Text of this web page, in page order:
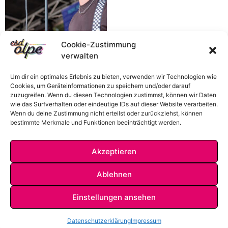
Cookie-Zustimmung
verwalten
Um dir ein optimales Erlebnis zu bieten, verwenden wir Technologien wie
Cookies, um Geräteinformationen zu speichern und/oder darauf
zuzugreifen. Wenn du diesen Technologien zustimmst, können wir Daten
wie das Surfverhalten oder eindeutige IDs auf dieser Website verarbeiten.
Wenn du deine Zustimmung nicht erteilst oder zurückziehst, können
bestimmte Merkmale und Funktionen beeinträchtigt werden.
Akzeptieren
Ablehnen
Einstellungen ansehen
DatenschutzerklärungImpressum
DATENSCHUTZKONTAKT